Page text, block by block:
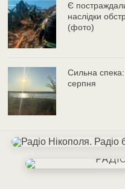
Є
наслідки
(фото)
Сильна
серпня